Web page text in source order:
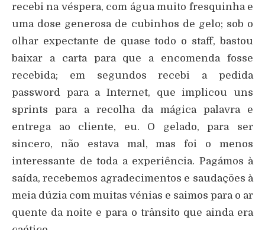
recebi na véspera, com água muito fresquinha e
uma dose generosa de cubinhos de gelo; sob o
olhar expectante de quase todo o staff, bastou
baixar a carta para que a encomenda fosse
recebida; em segundos recebi a pedida
password para a Internet, que implicou uns
sprints para a recolha da mágica palavra e
entrega ao cliente, eu. O gelado, para ser
sincero, não estava mal, mas foi o menos
interessante de toda a experiência. Pagámos à
saída, recebemos agradecimentos e saudações à
meia dúzia com muitas vénias e saimos para o ar
quente da noite e para o trânsito que ainda era